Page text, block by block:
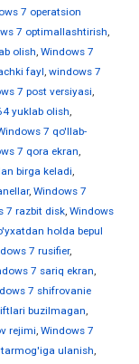
7 operatsion
7 optimallashtirish,
olish, Windows 7
fayl, windows 7
7 post versiyasi,
yuklab olish,
7 qo'llab-
7 qora ekran,
birga keladi,
, Windows 7
7 razbit disk, Windows
holda bepul
7 rusifier,
7 sariq ekran,
7 shifrovanie
buzilmagan,
rejimi, Windows 7
ulanish,